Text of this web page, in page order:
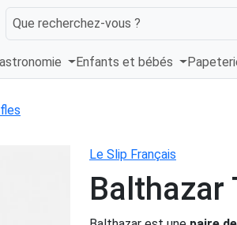
Que recherchez-vous ?
Enfants et bébés
Le Slip Français
Balthazar